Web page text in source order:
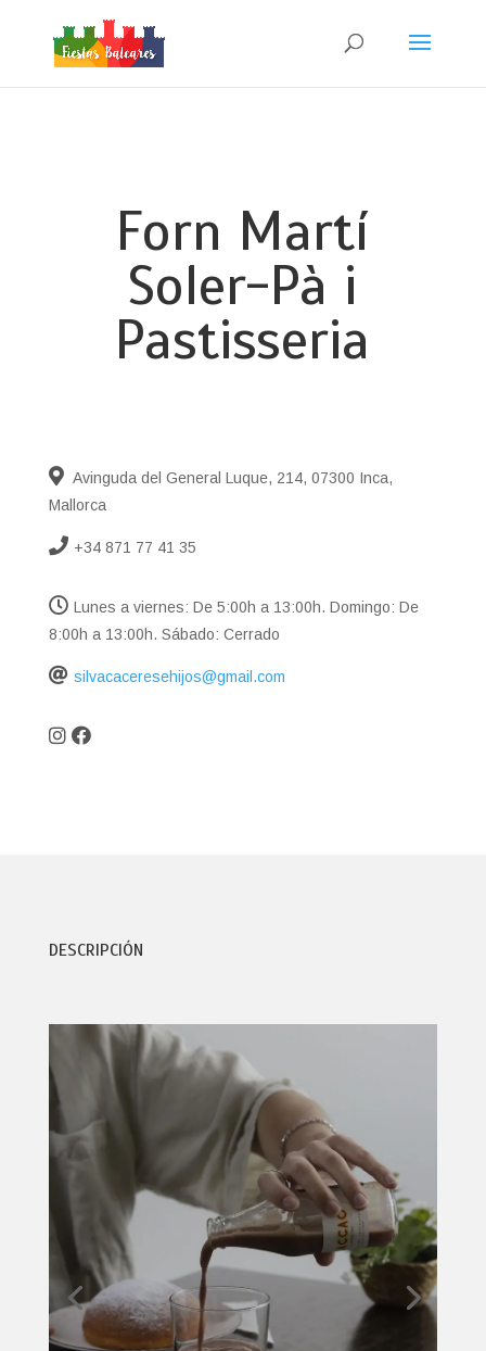
Forn Martí
Soler-Pà i
Pastisseria
Avinguda del General Luque, 214, 07300 Inca,
Mallorca
+34 871 77 41 35
Lunes a viernes: De 5:00h a 13:00h. Domingo: De
8:00h a 13:00h. Sábado: Cerrado
silvacaceresehijos@gmail.com
DESCRIPCIÓN